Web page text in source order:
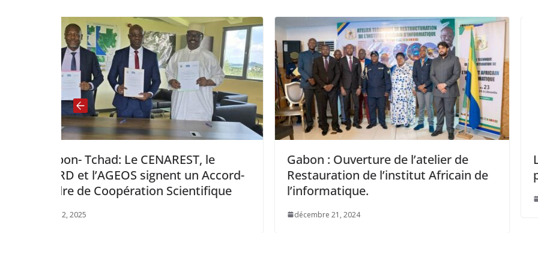
le
un Accord-
Scientifique
Gabon : Ouverture de l’atelier de
Restauration de l’institut Africain de
l’informatique.
La CEMAC et INTERPOL
pour la sécurisation des